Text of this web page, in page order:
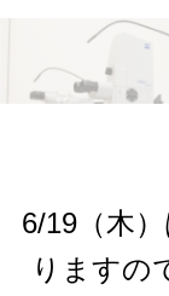
6/19（木
りますの